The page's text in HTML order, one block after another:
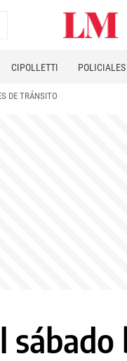
CIPOLLETTI POLICIALES
DE TRÁNSITO